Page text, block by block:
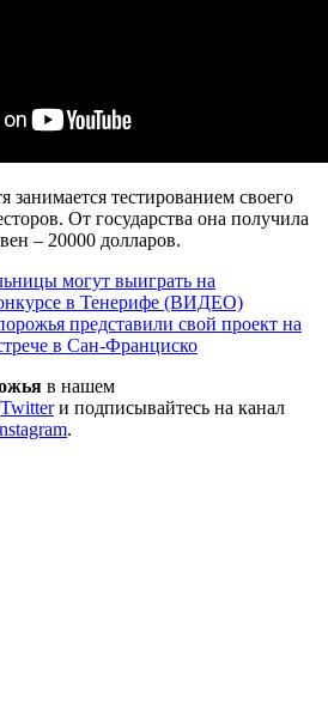
тестированием своего
От государства она получила
– 20000 долларов.
могут выиграть на
в Тенерифе (ВИДЕО)
представили свой проект на
в Сан-Франциско
в нашем
Twitterи подписывайтесь на канал
.